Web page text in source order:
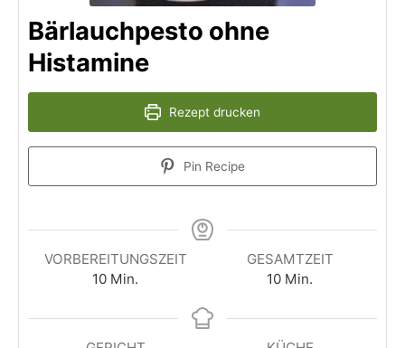
Bärlauchpesto ohne
Histamine
Rezept drucken
Pin Recipe
VORBEREITUNGSZEIT
10 Min.
GESAMTZEIT
10 Min.